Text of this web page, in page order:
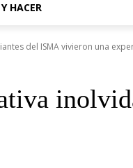
HACER
del ISMA vivieron una